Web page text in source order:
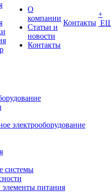
О
компании
Статьи и
новости
Контакты
Контакты
+
электрооборудование
системы
элементы питания